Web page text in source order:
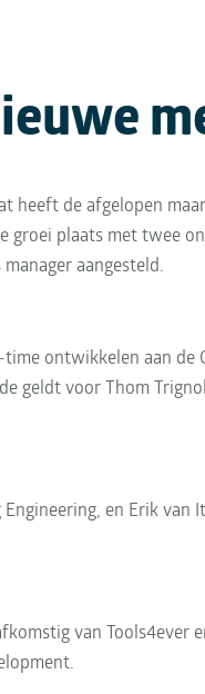
de afgelopen
plaats met twee
aangesteld.
ontwikkelen aan
geldt voor Thom
en Erik
van Tools4ever